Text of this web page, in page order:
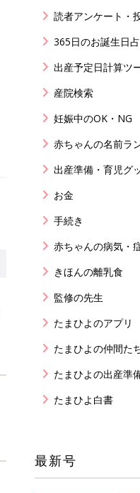
読者アンケート・
365日のお誕生日
出産予定日計算ツ
産院検索
妊娠中のOK・NG
赤ちゃんの名前ラ
出産準備・育児グ
お金
手続き
赤ちゃんの病気・
きほんの離乳食
監修の先生
たまひよのアプリ
たまひよの仲間た
たまひよの出産準
たまひよ白書
最新号